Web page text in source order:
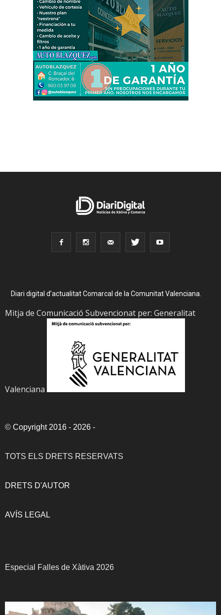
Diari digital d’actualitat Comarcal de la Comunitat Valenciana.
Mitja de Comunicació Subvencionat per: Generalitat
Valenciana
© Copyright 2016 - 2026 -
TOTS ELS DRETS RESERVATS
DRETS D'AUTOR
AVÍS LEGAL
Especial Falles de Xàtiva 2026